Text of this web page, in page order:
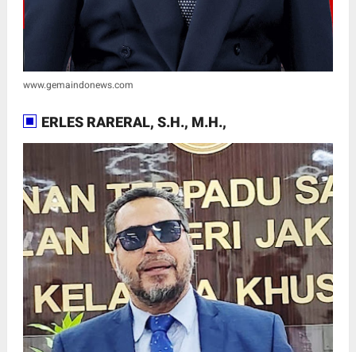
www.gemaindonews.com
ERLES RARERAL, S.H., M.H.,